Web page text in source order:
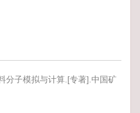
分子模拟与计算.[专著].中国矿